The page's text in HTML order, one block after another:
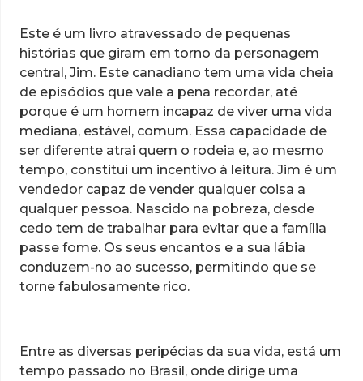
Este é um livro atravessado de pequenas
histórias que giram em torno da personagem
central, Jim. Este canadiano tem uma vida cheia
de episódios que vale a pena recordar, até
porque é um homem incapaz de viver uma vida
mediana, estável, comum. Essa capacidade de
ser diferente atrai quem o rodeia e, ao mesmo
tempo, constitui um incentivo à leitura. Jim é um
vendedor capaz de vender qualquer coisa a
qualquer pessoa. Nascido na pobreza, desde
cedo tem de trabalhar para evitar que a família
passe fome. Os seus encantos e a sua lábia
conduzem-no ao sucesso, permitindo que se
torne fabulosamente rico.
Entre as diversas peripécias da sua vida, está um
tempo passado no Brasil, onde dirige uma